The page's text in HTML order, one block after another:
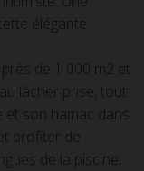
élégante
de 1 000 m2 et
lâcher prise, tout
son hamac dans
profiter de
de la piscine,